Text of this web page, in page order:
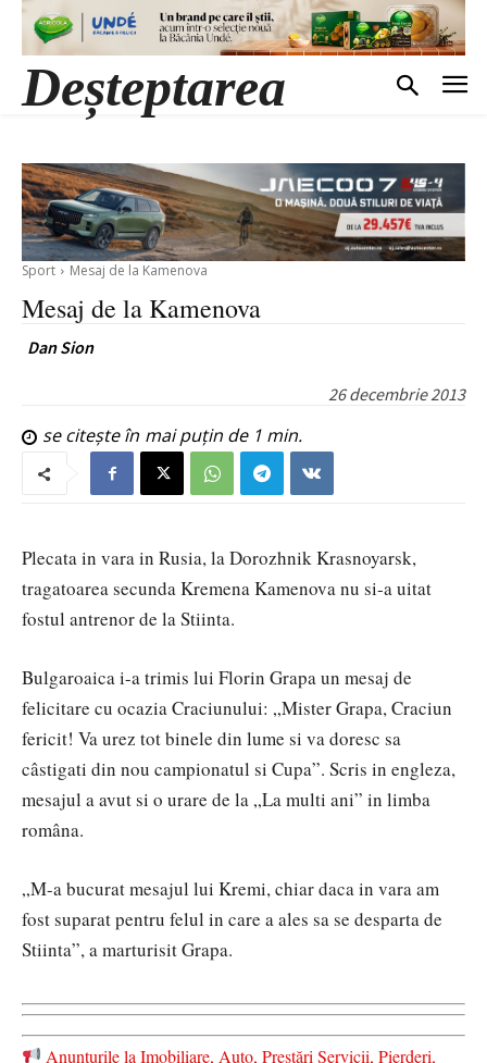
Deșteptarea
Sport Mesaj de la Kamenova
Mesaj de la Kamenova
Dan Sion
26 decembrie 2013
se citește în mai puțin de 1 min.
Plecata in vara in Rusia, la Dorozhnik Krasnoyarsk,
tragatoarea secunda Kremena Kamenova nu si-a uitat
fostul antrenor de la Stiinta.
Bulgaroaica i-a trimis lui Florin Grapa un mesaj de
felicitare cu ocazia Craciunului: „Mister Grapa, Craciun
fericit! Va urez tot binele din lume si va doresc sa
câstigati din nou campionatul si Cupa”. Scris in engleza,
mesajul a avut si o urare de la „La multi ani” in limba
româna.
„M-a bucurat mesajul lui Kremi, chiar daca in vara am
fost suparat pentru felul in care a ales sa se desparta de
Stiinta”, a marturisit Grapa.
Anunțurile la Imobiliare, Auto, Prestări Servicii, Pierderi,